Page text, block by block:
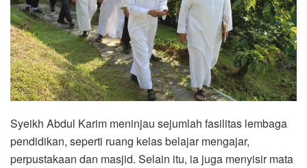
Syeikh Abdul Karim meninjau sejumlah fasilitas lembaga
pendidikan, seperti ruang kelas belajar mengajar,
perpustakaan dan masjid. Selain itu, ia juga menyisir mata